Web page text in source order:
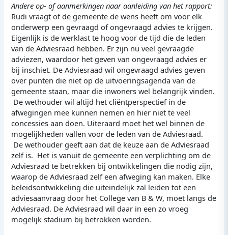
Andere op- of aanmerkingen naar aanleiding van het rapport:
Rudi vraagt of de gemeente de wens heeft om voor elk
onderwerp een gevraagd of ongevraagd advies te krijgen.
Eigenlijk is de werklast te hoog voor de tijd die de leden
van de Adviesraad hebben. Er zijn nu veel gevraagde
adviezen, waardoor het geven van ongevraagd advies er
bij inschiet. De Adviesraad wil ongevraagd advies geven
over punten die niet op de uitvoeringsagenda van de
gemeente staan, maar die inwoners wel belangrijk vinden.
De wethouder wil altijd het cliëntperspectief in de
afwegingen mee kunnen nemen en hier niet te veel
concessies aan doen. Uiteraard moet het wel binnen de
mogelijkheden vallen voor de leden van de Adviesraad.
De wethouder geeft aan dat de keuze aan de Adviesraad
zelf is. Het is vanuit de gemeente een verplichting om de
Adviesraad te betrekken bij ontwikkelingen die nodig zijn,
waarop de Adviesraad zelf een afweging kan maken. Elke
beleidsontwikkeling die uiteindelijk zal leiden tot een
adviesaanvraag door het College van B & W, moet langs de
Adviesraad. De Adviesraad wil daar in een zo vroeg
mogelijk stadium bij betrokken worden.